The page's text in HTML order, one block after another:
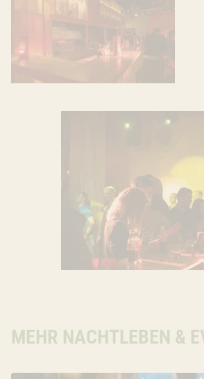
MEHR NACHTLEBEN &